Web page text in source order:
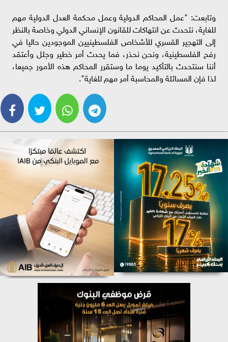
وتابعت: "عمل المحاكم الدولية وعمل محكمة العدل الدولية مهم
للغاية، نتحدث عن انتهاكات للقانون الإنساني الدولي وخاصة بالنظر
إلى التهجير القسري للأشخاص الفلسطينيين الموجودين حاليا في
رفح الفلسطينية، ونحن نحذر، فما يحدث أمر خطير وجلل وأعتقد
أننا سنتحدث بالتأكيد يوما ما وستقرر المحاكم هذه الأمور جميعا،
لذا فإن المسائلة والمحاسبة أمر مهم للغاية".